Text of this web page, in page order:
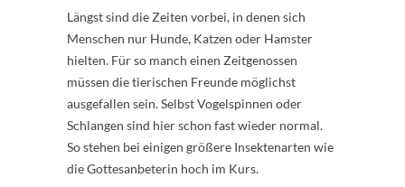
Längst sind die Zeiten vorbei, in denen sich
Menschen nur Hunde, Katzen oder Hamster
hielten. Für so manch einen Zeitgenossen
müssen die tierischen Freunde möglichst
ausgefallen sein. Selbst Vogelspinnen oder
Schlangen sind hier schon fast wieder normal.
So stehen bei einigen größere Insektenarten wie
die Gottesanbeterin hoch im Kurs.